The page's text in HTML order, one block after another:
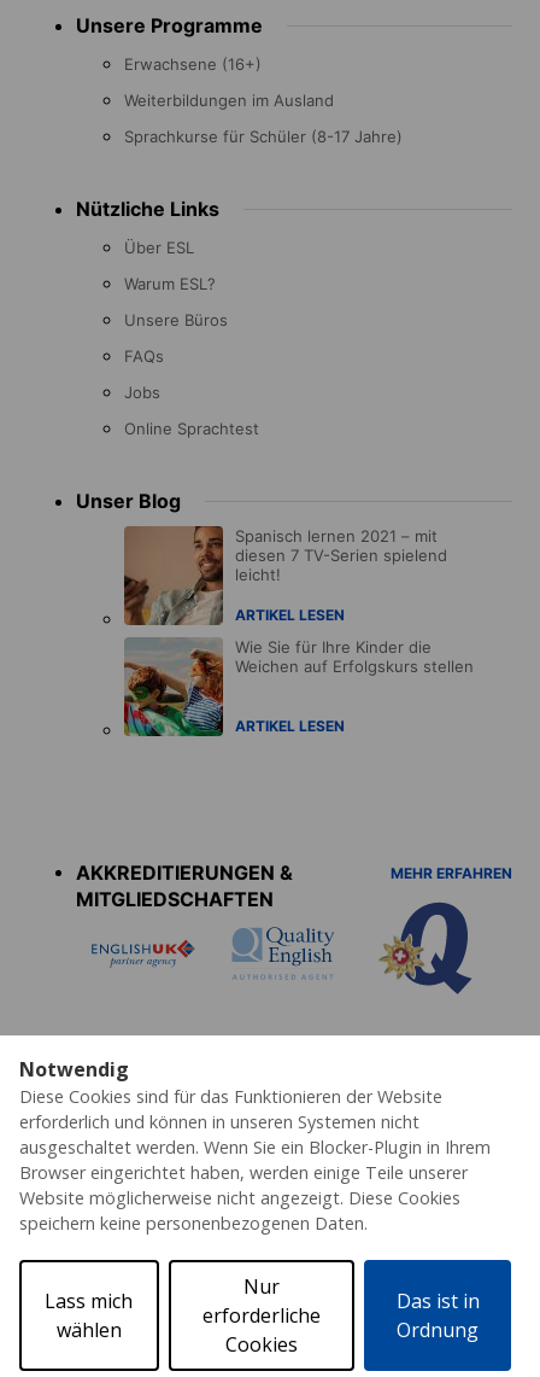
Notwendig
Diese Cookies sind für das Funktionieren der Website
erforderlich und können in unseren Systemen nicht
ausgeschaltet werden. Wenn Sie ein Blocker-Plugin in Ihrem
Browser eingerichtet haben, werden einige Teile unserer
Website möglicherweise nicht angezeigt. Diese Cookies
speichern keine personenbezogenen Daten.
Das ist in
Ordnung
Nur
erforderliche
Cookies
Lass mich
wählen
menu Unsere Programme
Erwachsene (16+)
Weiterbildungen im Ausland
Sprachkurse für Schüler (8-17 Jahre)
Nützliche Links
Über ESL
Warum ESL?
Unsere Büros
FAQs
Jobs
Online Sprachtest
Unser Blog
Spanisch lernen 2021 – mit
diesen 7 TV-Serien spielend
leicht!
ARTIKEL LESEN
Wie Sie für Ihre Kinder die
Weichen auf Erfolgskurs stellen
ARTIKEL LESEN
AKKREDITIERUNGEN &
MITGLIEDSCHAFTEN
MEHR ERFAHREN
Datenschutz Cookies AGB's Impressum
Partner
Erklärung zur Barrierefreiheit
© 2026 ESL – Alle Rechte vorbehalten